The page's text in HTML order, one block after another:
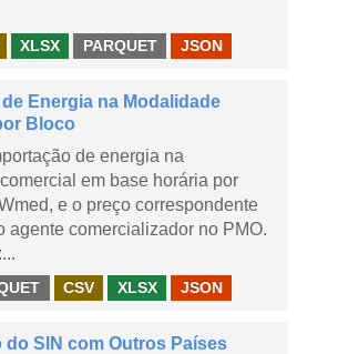
XLSX PARQUET JSON
de Energia na Modalidade
Bloco
de energia na
em base horária por
e o preço correspondente
agente comercializador no PMO.
CSV XLSX JSON
do SIN com Outros Países